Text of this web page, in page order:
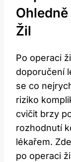
Žil
Po operaci
doporučení
se co
riziko
cvičit brzy
rozhodnutí
lékařem.
po operaci